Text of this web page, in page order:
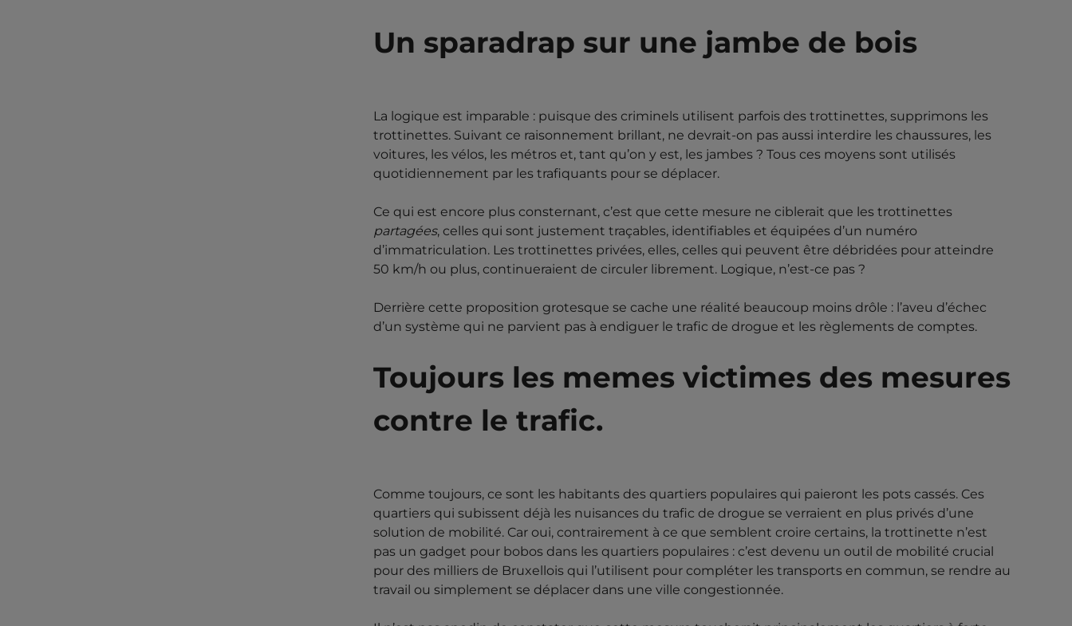
Un sparadrap sur une jambe de bois
La logique est imparable : puisque des criminels utilisent parfois des trottinettes, supprimons les
trottinettes. Suivant ce raisonnement brillant, ne devrait-on pas aussi interdire les chaussures, les
voitures, les vélos, les métros et, tant qu’on y est, les jambes ? Tous ces moyens sont utilisés
quotidiennement par les trafiquants pour se déplacer.
Ce qui est encore plus consternant, c’est que cette mesure ne ciblerait que les trottinettes
partagées, celles qui sont justement traçables, identifiables et équipées d’un numéro
d’immatriculation. Les trottinettes privées, elles, celles qui peuvent être débridées pour atteindre
50 km/h ou plus, continueraient de circuler librement. Logique, n’est-ce pas ?
Derrière cette proposition grotesque se cache une réalité beaucoup moins drôle : l’aveu d’échec
d’un système qui ne parvient pas à endiguer le trafic de drogue et les règlements de comptes.
Toujours les memes victimes des mesures
contre le trafic.
Comme toujours, ce sont les habitants des quartiers populaires qui paieront les pots cassés. Ces
quartiers qui subissent déjà les nuisances du trafic de drogue se verraient en plus privés d’une
solution de mobilité. Car oui, contrairement à ce que semblent croire certains, la trottinette n’est
pas un gadget pour bobos dans les quartiers populaires : c’est devenu un outil de mobilité crucial
pour des milliers de Bruxellois qui l’utilisent pour compléter les transports en commun, se rendre au
travail ou simplement se déplacer dans une ville congestionnée.